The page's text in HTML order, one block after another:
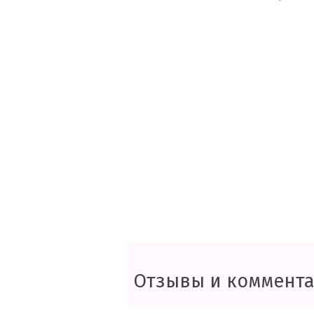
Отзывы и